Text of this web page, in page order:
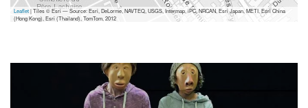
Leaflet| Tiles © Esri — Source: Esri, DeLorme, NAVTEQ, USGS, Intermap, iPC, NRCAN, Esri Japan, METI, Esri China
(Hong Kong), Esri (Thailand), TomTom, 2012